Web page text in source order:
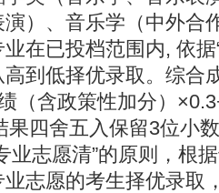
）、音乐学（中外合
业在已投档范围内, 依
到低择优录取。综合
（含政策性加分）
果四舍五入保留3位小
业志愿清”的原则，根
志愿的考生择优录取